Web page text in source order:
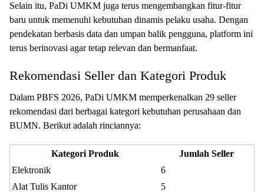
Selain itu, PaDi UMKM juga terus mengembangkan fitur-fitur
baru untuk memenuhi kebutuhan dinamis pelaku usaha. Dengan
pendekatan berbasis data dan umpan balik pengguna, platform ini
terus berinovasi agar tetap relevan dan bermanfaat.
Rekomendasi Seller dan Kategori Produk
Dalam PBFS 2026, PaDi UMKM memperkenalkan 29 seller
rekomendasi dari berbagai kategori kebutuhan perusahaan dan
BUMN. Berikut adalah rinciannya:
Kategori Produk
Jumlah Seller
Elektronik
6
Alat Tulis Kantor
5